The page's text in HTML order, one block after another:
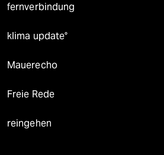
fernverbindung
klima update°
Mauerecho
Freie Rede
reingehen